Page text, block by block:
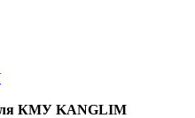
КМУ KANGLIM